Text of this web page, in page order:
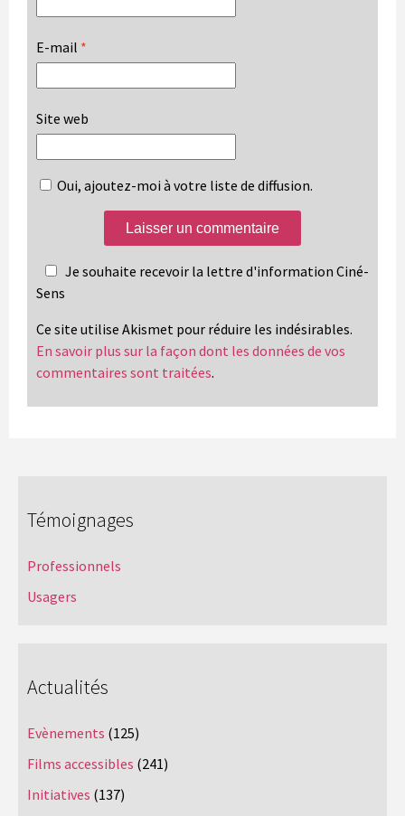
E-mail *
Site web
Oui, ajoutez-moi à votre liste de diffusion.
Je souhaite recevoir la lettre d'information Ciné-
Sens
Ce site utilise Akismet pour réduire les indésirables.
En savoir plus sur la façon dont les données de vos
commentaires sont traitées.
Témoignages
Professionnels
Usagers
Actualités
Evènements (125)
Films accessibles (241)
Initiatives (137)